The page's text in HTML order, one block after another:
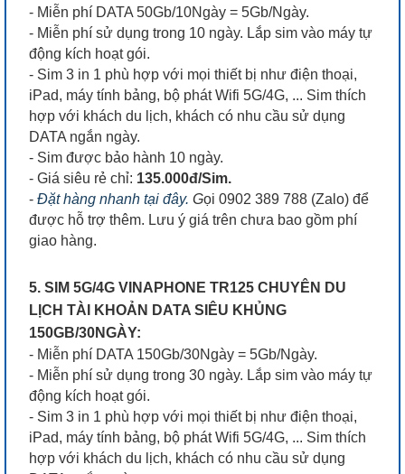
- Miễn phí DATA 50Gb/10Ngày = 5Gb/Ngày.
- Miễn phí sử dụng trong 10 ngày. Lắp sim vào máy tự
động kích hoạt gói.
- Sim 3 in 1 phù hợp với mọi thiết bị như điện thoại,
iPad, máy tính bảng, bộ phát Wifi 5G/4G, ... Sim thích
hợp với khách du lịch, khách có nhu cầu sử dụng
DATA ngắn ngày.
- Sim được bảo hành 10 ngày.
- Giá siêu rẻ chỉ: 135.000đ/Sim.
- Đặt hàng nhanh tại đây. Gọi 0902 389 788 (Zalo) để
được hỗ trợ thêm. Lưu ý giá trên chưa bao gồm phí
giao hàng.
5. SIM 5G/4G VINAPHONE TR125 CHUYÊN DU
LỊCH TÀI KHOẢN DATA SIÊU KHỦNG
150GB/30NGÀY:
- Miễn phí DATA 150Gb/30Ngày = 5Gb/Ngày.
- Miễn phí sử dụng trong 30 ngày. Lắp sim vào máy tự
động kích hoạt gói.
- Sim 3 in 1 phù hợp với mọi thiết bị như điện thoại,
iPad, máy tính bảng, bộ phát Wifi 5G/4G, ... Sim thích
hợp với khách du lịch, khách có nhu cầu sử dụng